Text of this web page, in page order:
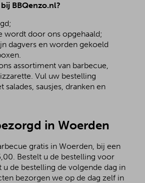
BBQenzo.nl?
wordt door ons opgehaald;
dagvers en worden gekoeld
assortiment van barbecue,
Vul uw bestelling
salades, sausjes, dranken en
in Woerden
gratis in Woerden, bij een
Bestelt u de bestelling voor
u de bestelling de volgende dag in
bezorgen we op de dag zelf in